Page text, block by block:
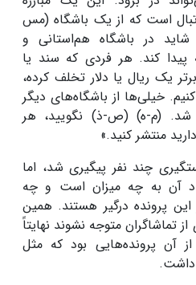
است که از یک باشگاه (مس
در باشگاه هم‌استانی و
پیدا کند. هر فردی که سند یا
یک ریال یا دلار تخلف کرده،
خیلی‌ها از باشگاه‌های دیگر
شد. (م-ه) (ص-ذ) نگویید، هر
منتشر کنید.»
چند نفر پیگیری شد، اما
آن به چه میزان است و چه
پرونده درگیر هستند. همین
تماشاگران متوجه نشوند نهایتاً
آن پرونده‌هایی بود که مثل
داشت.